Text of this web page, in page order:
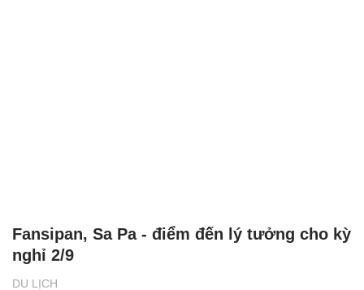
DU LỊCH
Fansipan, Sa Pa - điểm đến lý tưởng cho kỳ
nghỉ 2/9